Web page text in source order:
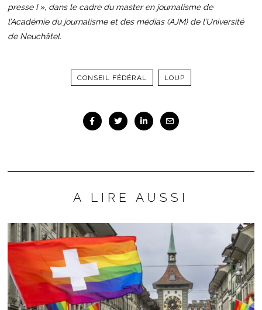
presse I », dans le cadre du master en journalisme de
l’Académie du journalisme et des médias (AJM) de l’Université
de Neuchâtel.
CONSEIL FÉDÉRAL LOUP
A LIRE AUSSI